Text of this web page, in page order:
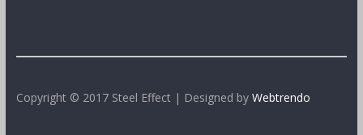
Copyright © 2017 Steel Effect | Designed by Webtrendo